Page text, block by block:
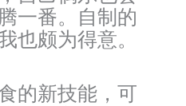
一番。自制的
也颇为得意。
的新技能，可